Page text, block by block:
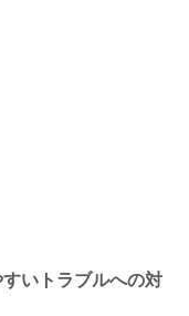
いトラブルへの対